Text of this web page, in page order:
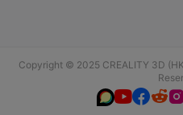
Copyright © 2025 CREALITY 3D
